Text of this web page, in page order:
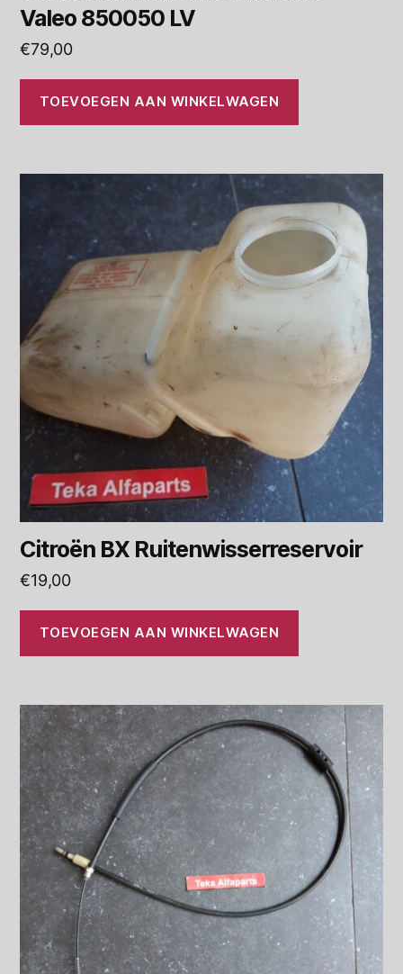
Valeo 850050 LV
€79,00
TOEVOEGEN AAN WINKELWAGEN
Citroën BX Ruitenwisserreservoir
€19,00
TOEVOEGEN AAN WINKELWAGEN